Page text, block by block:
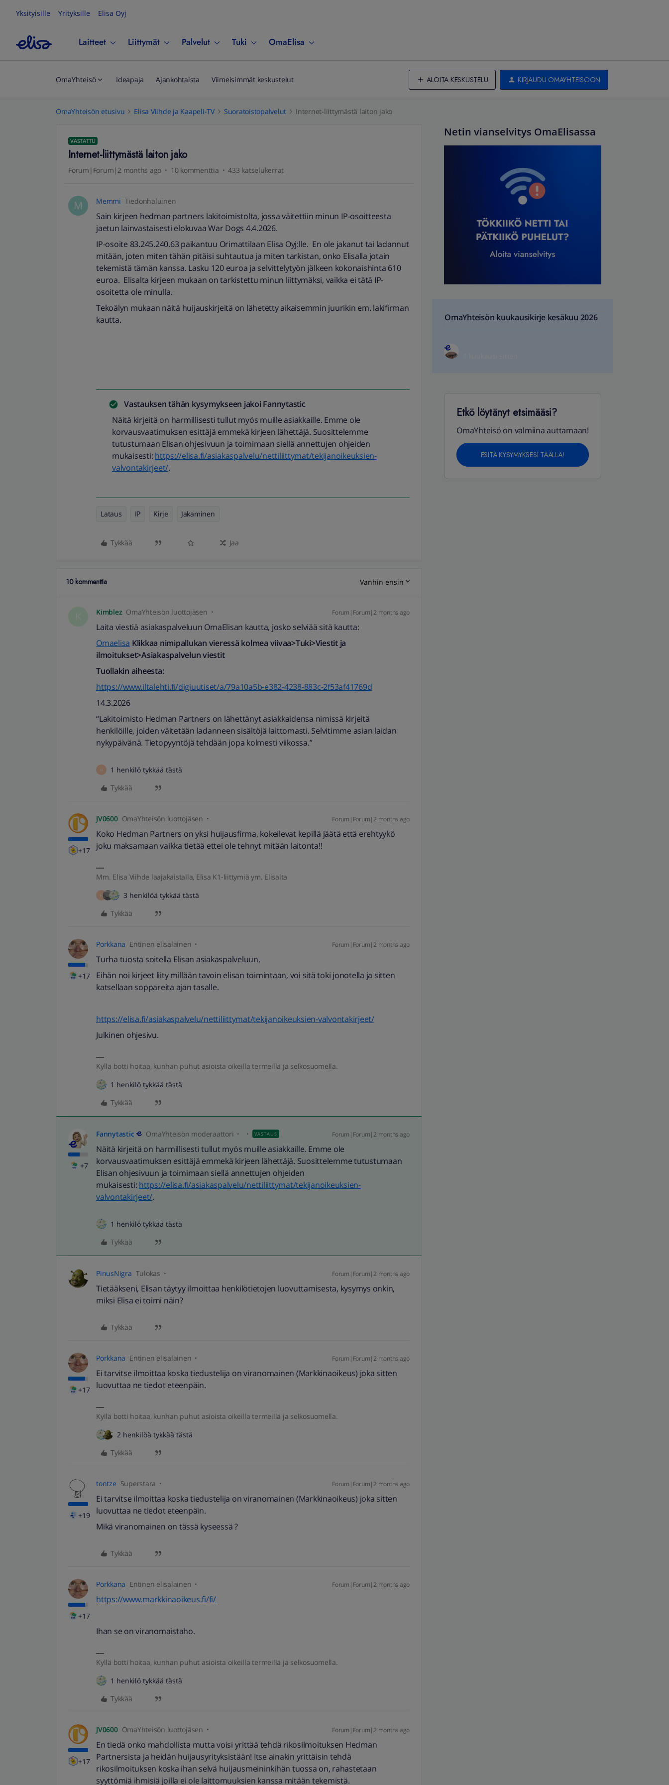
Yksityisille Yrityksille Elisa Oyj
Laitteet Liittymät Palvelut Tuki OmaElisa
OmaYhteisö Ideapaja Ajankohtaista Viimeisimmät keskustelut ALOITA KESKUSTELU KIRJAUDU OMAYHTEISÖÖN
OmaYhteisön etusivu Elisa Viihde ja Kaapeli-TV Suoratoistopalvelut Internet-liittymästä laiton jako
VASTATTU
Internet-liittymästä laiton jako
Forum|Forum|2 months ago 10 kommenttia 433 katselukerrat
M Memmi Tiedonhaluinen
Sain kirjeen hedman partners lakitoimistolta, jossa väitettiin minun IP-osoitteesta
jaetun lainvastaisesti elokuvaa War Dogs 4.4.2026.
IP-osoite 83.245.240.63 paikantuu Orimattilaan Elisa Oyj:lle. En ole jakanut tai ladannut
mitään, joten miten tähän pitäisi suhtautua ja miten tarkistan, onko Elisalla jotain
tekemistä tämän kanssa. Lasku 120 euroa ja selvittelytyön jälkeen kokonaishinta 610
euroa. Elisalta kirjeen mukaan on tarkistettu minun liittymäksi, vaikka ei tätä IP-
osoitetta ole minulla.
Tekoälyn mukaan näitä huijauskirjeitä on lähetetty aikaisemmin juurikin em. lakifirman
kautta.
Vastauksen tähän kysymykseen jakoi Fannytastic
Näitä kirjeitä on harmillisesti tullut myös muille asiakkaille. Emme ole
korvausvaatimuksen esittäjä emmekä kirjeen lähettäjä. Suosittelemme
tutustumaan Elisan ohjesivuun ja toimimaan siellä annettujen ohjeiden
mukaisesti: https://elisa.fi/asiakaspalvelu/nettiliittymat/tekijanoikeuksien-
valvontakirjeet/.
Lataus IP Kirje Jakaminen
Tykkää Jaa
10 kommenttia Vanhin ensin
Kimblez OmaYhteisön luottojäsen Forum|Forum|2 months ago
Laita viestiä asiakaspalveluun OmaElisan kautta, josko selviää sitä kautta:
Omaelisa Klikkaa nimipallukan vieressä kolmea viivaa>Tuki>Viestit ja
ilmoitukset>Asiakaspalvelun viestit
Tuollakin aiheesta:
https://www.iltalehti.fi/digiuutiset/a/79a10a5b-e382-4238-883c-2f53af41769d
14.3.2026
“Lakitoimisto Hedman Partners on lähettänyt asiakkaidensa nimissä kirjeitä
henkilöille, joiden väitetään ladanneen sisältöjä laittomasti. Selvitimme asian laidan
nykypäivänä. Tietopyyntöjä tehdään jopa kolmesti viikossa.”
H
1 henkilö tykkää tästä
Tykkää
+17
JV0600 OmaYhteisön luottojäsen Forum|Forum|2 months ago
Koko Hedman Partners on yksi huijausfirma, kokeilevat kepillä jäätä että erehtyykö
joku maksamaan vaikka tietää ettei ole tehnyt mitään laitonta!!
Mm. Elisa Viihde laajakaistalla, Elisa K1-liittymiä ym. Elisalta
H
3 henkilöä tykkää tästä
Tykkää
+17
Porkkana Entinen elisalainen Forum|Forum|2 months ago
Turha tuosta soitella Elisan asiakaspalveluun.
Eihän noi kirjeet liity millään tavoin elisan toimintaan, voi sitä toki jonotella ja sitten
katsellaan soppareita ajan tasalle.
https://elisa.fi/asiakaspalvelu/nettiliittymat/tekijanoikeuksien-valvontakirjeet/
Julkinen ohjesivu.
Kyllä botti hoitaa, kunhan puhut asioista oikeilla termeillä ja selkosuomella.
1 henkilö tykkää tästä
Tykkää
+7
Fannytastic OmaYhteisön moderaattori VASTAUS Forum|Forum|2 months ago
Näitä kirjeitä on harmillisesti tullut myös muille asiakkaille. Emme ole
korvausvaatimuksen esittäjä emmekä kirjeen lähettäjä. Suosittelemme tutustumaan
Elisan ohjesivuun ja toimimaan siellä annettujen ohjeiden
mukaisesti: https://elisa.fi/asiakaspalvelu/nettiliittymat/tekijanoikeuksien-
valvontakirjeet/.
1 henkilö tykkää tästä
Tykkää
PinusNigra Tulokas Forum|Forum|2 months ago
Tietääkseni, Elisan täytyy ilmoittaa henkilötietojen luovuttamisesta, kysymys onkin,
miksi Elisa ei toimi näin?
Tykkää
+17
Porkkana Entinen elisalainen Forum|Forum|2 months ago
Ei tarvitse ilmoittaa koska tiedustelija on viranomainen (Markkinaoikeus) joka sitten
luovuttaa ne tiedot eteenpäin.
Kyllä botti hoitaa, kunhan puhut asioista oikeilla termeillä ja selkosuomella.
2 henkilöä tykkää tästä
Tykkää
+19
tontze Superstara Forum|Forum|2 months ago
Ei tarvitse ilmoittaa koska tiedustelija on viranomainen (Markkinaoikeus) joka sitten
luovuttaa ne tiedot eteenpäin.
Mikä viranomainen on tässä kyseessä ?
Tykkää
+17
Porkkana Entinen elisalainen Forum|Forum|2 months ago
https://www.markkinaoikeus.fi/fi/
Ihan se on viranomaistaho.
Kyllä botti hoitaa, kunhan puhut asioista oikeilla termeillä ja selkosuomella.
1 henkilö tykkää tästä
Tykkää
+17
JV0600 OmaYhteisön luottojäsen Forum|Forum|2 months ago
En tiedä onko mahdollista mutta voisi yrittää tehdä rikosilmoituksen Hedman
Partnersista ja heidän huijausyrityksistään! Itse ainakin yrittäisin tehdä
rikosilmoituksen koska ihan selvä huijausmeininkihän tuossa on, rahastetaan
syyttömiä ihmisiä joilla ei ole laittomuuksien kanssa mitään tekemistä.
Netin vianselvitys OmaElisassa
OmaYhteisön kuukausikirje kesäkuu 2026
Etkö löytänyt etsimääsi?
OmaYhteisö on valmiina auttamaan!
ESITÄ KYSYMYKSESI TÄÄLLÄ!